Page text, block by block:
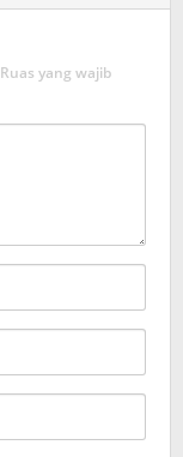
Ruas yang wajib